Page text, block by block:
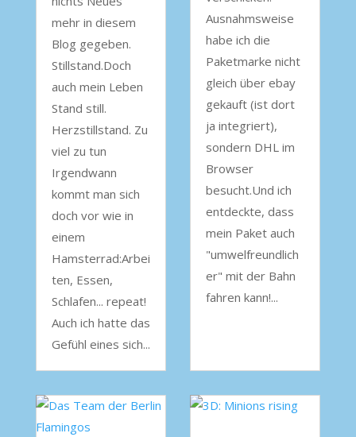
mehr in diesem
Blog gegeben.
Stillstand.Doch
auch mein Leben
Stand still.
Herzstillstand. Zu
viel zu tun
Irgendwann
kommt man sich
doch vor wie in
einem
Hamsterrad:Arbei
ten, Essen,
Schlafen... repeat!
Auch ich hatte das
Gefühl eines sich...
Ausnahmsweise
habe ich die
Paketmarke nicht
gleich über ebay
gekauft (ist dort
ja integriert),
sondern DHL im
Browser
besucht.Und ich
entdeckte, dass
mein Paket auch
"umwelfreundlich
er" mit der Bahn
fahren kann!...